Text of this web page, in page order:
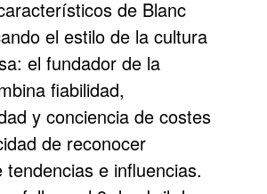
de Blanc
el estilo de la cultura
el fundador de la
fiabilidad,
y conciencia de costes
de reconocer
tendencias e influencias.